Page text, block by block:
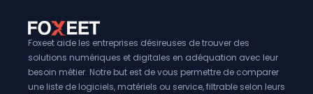
Foxeet aide les entreprises désireuses de trouver des
solutions numériques et digitales en adéquation avec leur
besoin métier. Notre but est de vous permettre de comparer
une liste de logiciels, matériels ou service, filtrable selon leurs